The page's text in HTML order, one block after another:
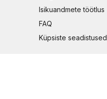
Isikuandmete töötlus
FAQ
Küpsiste seadistused